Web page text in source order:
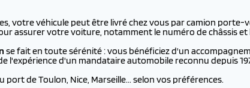
votre véhicule peut être livré chez vous par camion
assurer votre voiture, notamment le numéro de châssis
se fait en toute sérénité : vous bénéficiez d'un
l'expérience d'un mandataire automobile reconnu depuis
de Toulon, Nice, Marseille... selon vos préférences.